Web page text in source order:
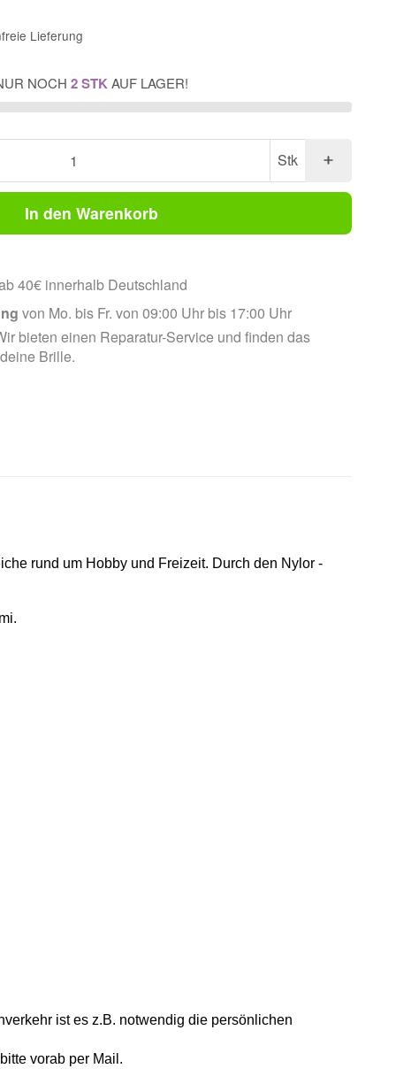
Lieferung
NOCH 2 STK AUF LAGER!
Stk
In den Warenkorb
40€ innerhalb Deutschland
von Mo. bis Fr. von 09:00 Uhr bis 17:00 Uhr
bieten einen Reparatur-Service und finden das
Brille.
rund um Hobby und Freizeit. Durch den Nylor -
ist es z.B. notwendig die persönlichen
vorab per Mail.